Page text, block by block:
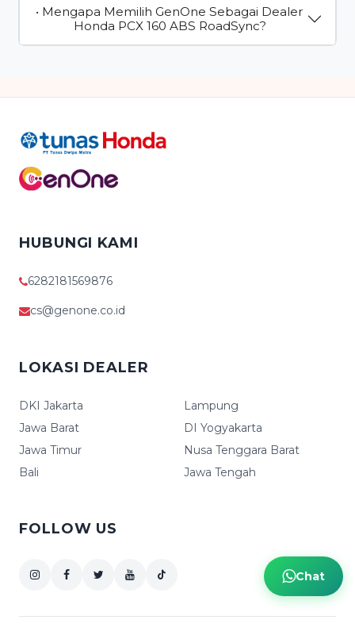
• Mengapa Memilih GenOne Sebagai Dealer
Honda PCX 160 ABS RoadSync?
HUBUNGI KAMI
6282181569876
cs@genone.co.id
LOKASI DEALER
DKI Jakarta
Lampung
Jawa Barat
DI Yogyakarta
Jawa Timur
Nusa Tenggara Barat
Bali
Jawa Tengah
FOLLOW US
Chat